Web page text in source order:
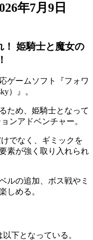
年7月9日
！ 姫騎士と魔女の
ゲームソフト『フォワ
）
』。
ため、姫騎士となって
ンアドベンチャー。
けでなく、ギミックを
素が強く取り入れられ
ルの追加、ボス戦やミ
しめる。
下となっている。